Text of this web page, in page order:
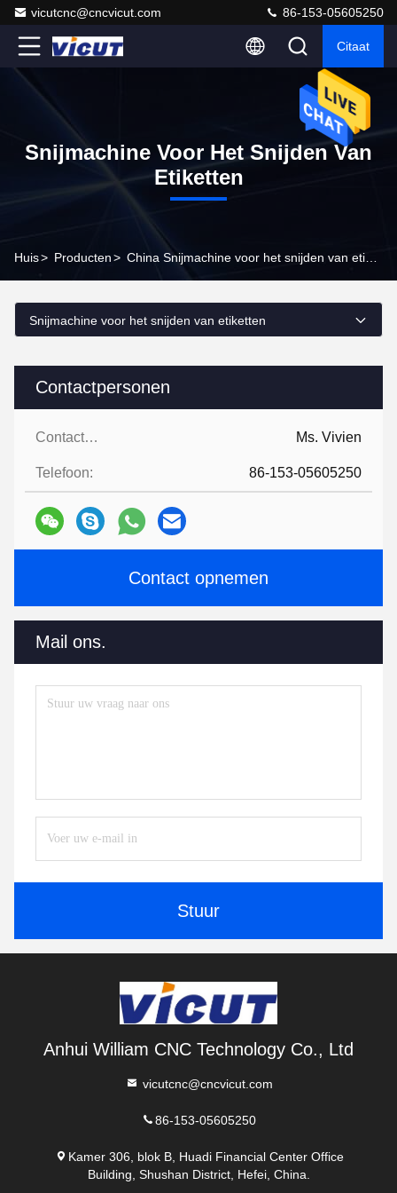
vicutcnc@cncvicut.com 86-153-05605250
Citaat
Snijmachine Voor Het Snijden Van
Etiketten
Huis> Producten>
Contactpersonen
Contactpersonen: Ms. Vivien
Telefoon: 86-153-05605250
Contact opnemen
Mail ons.
Stuur
Snijmachine voor het snijden van etiketten
Anhui William CNC Technology Co., Ltd
vicutcnc@cncvicut.com
86-153-05605250
Kamer 306, blok B, Huadi Financial Center Office
Building, Shushan District, Hefei, China.